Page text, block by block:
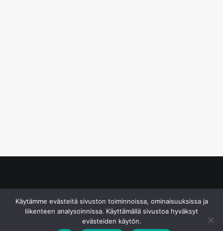
Käytämme evästeitä sivuston toiminnoissa, ominaisuuksissa ja
liikenteen analysoinnissa. Käyttämällä sivustoa hyväksyt
evästeiden käytön.